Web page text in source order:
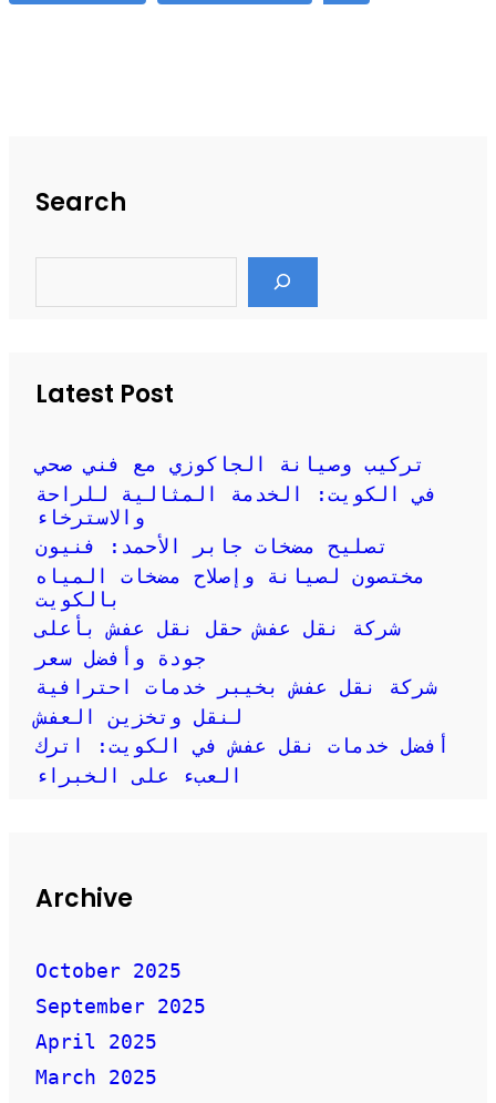
Search
Latest Post
تركيب وصيانة الجاكوزي مع فني صحي
في الكويت: الخدمة المثالية للراحة
والاسترخاء
تصليح مضخات جابر الأحمد: فنيون
مختصون لصيانة وإصلاح مضخات المياه
بالكويت
شركة نقل عفش حقل نقل عفش بأعلى
جودة وأفضل سعر
شركة نقل عفش بخيبر خدمات احترافية
أفضل خدمات نقل عفش في الكويت: اترك
العبء على الخبراء
Archive
October 2025
September 2025
April 2025
March 2025